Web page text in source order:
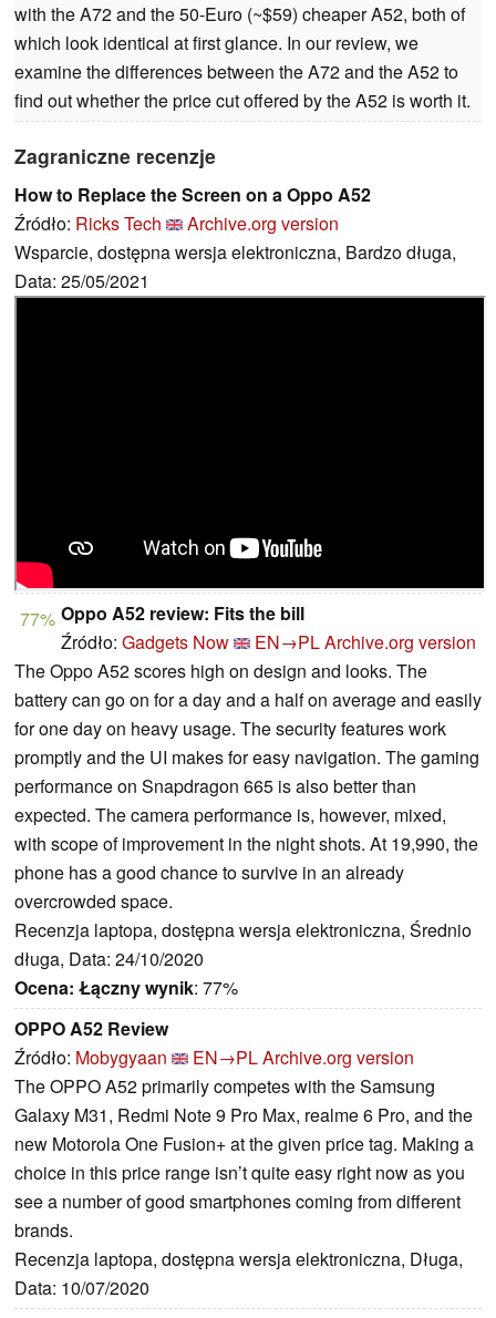
with the A72 and the 50-Euro (~$59) cheaper A52, both of
which look identical at first glance. In our review, we
examine the differences between the A72 and the A52 to
find out whether the price cut offered by the A52 is worth it.
Zagraniczne recenzje
How to Replace the Screen on a Oppo A52
Źródło: Ricks Tech
Archive.org version
Wsparcie, dostępna wersja elektroniczna, Bardzo długa,
Data: 25/05/2021
77% Oppo A52 review: Fits the bill
Źródło: Gadgets Now EN→PLArchive.org version
The Oppo A52 scores high on design and looks. The
battery can go on for a day and a half on average and easily
for one day on heavy usage. The security features work
promptly and the UI makes for easy navigation. The gaming
performance on Snapdragon 665 is also better than
expected. The camera performance is, however, mixed,
with scope of improvement in the night shots. At 19,990, the
phone has a good chance to survive in an already
overcrowded space.
Recenzja laptopa, dostępna wersja elektroniczna, Średnio
długa, Data: 24/10/2020
Ocena: Łączny wynik: 77%
OPPO A52 Review
Źródło: Mobygyaan EN→PLArchive.org version
The OPPO A52 primarily competes with the Samsung
Galaxy M31, Redmi Note 9 Pro Max, realme 6 Pro, and the
new Motorola One Fusion+ at the given price tag. Making a
choice in this price range isn’t quite easy right now as you
see a number of good smartphones coming from different
brands.
Recenzja laptopa, dostępna wersja elektroniczna, Długa,
Data: 10/07/2020